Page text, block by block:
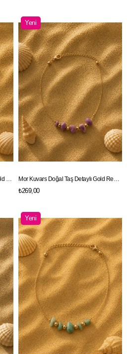
Pembe Kuvars Doğal Taş Detaylı Gold Renk Zincir Halhal Mor Kuvars Doğal Taş Detaylı Gold Renk Zincir Halhal
₺269,00
Yeni
Ürün
Yeni
Ürün